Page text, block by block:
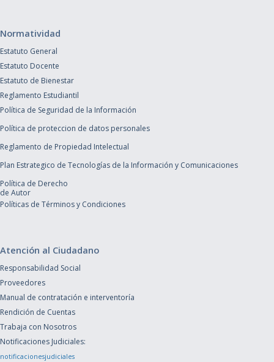
Normatividad
Estatuto General
Estatuto Docente
Estatuto de Bienestar
Reglamento Estudiantil
Política de Seguridad de la Información
Política de proteccion de datos personales
Reglamento de Propiedad Intelectual
Plan Estrategico de Tecnologías de la Información y Comunicaciones
Política de Derecho
de Autor
Políticas de Términos y Condiciones
Atención al Ciudadano
Responsabilidad Social
Proveedores
Manual de contratación e interventoría
Rendición de Cuentas
Trabaja con Nosotros
Notificaciones Judiciales:
notificacionesjudiciales